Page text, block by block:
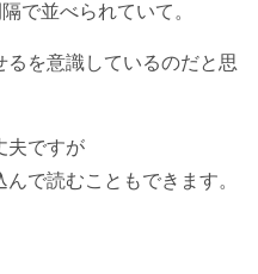
で並べられていて。
るを意識しているのだと思
夫ですが
で読むこともできます。